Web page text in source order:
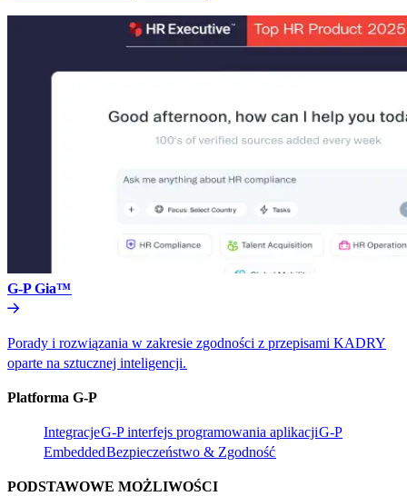
G-P Gia™​​
Porady i rozwiązania w zakresie zgodności z przepisami KADRY
oparte na sztucznej inteligencji.​​
Platforma G-P​​
Integracje​​G-P interfejs programowania aplikacji​​G-P
Embedded​​Bezpieczeństwo & Zgodność​​
PODSTAWOWE MOŻLIWOŚCI​​